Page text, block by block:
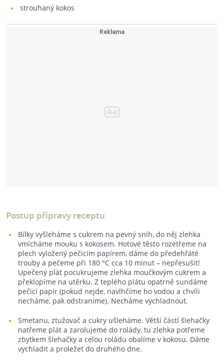
strouhaný kokos
Postup přípravy receptu
Bílky vyšleháme s cukrem na pevný sníh, do něj zlehka
vmícháme mouku s kokosem. Hotové těsto rozetřeme na
plech vyložený pečicím papírem, dáme do předehřáté
trouby a pečeme při 180 °C cca 10 minut –⁠ nepřesušit!
Upečený plát pocukrujeme zlehka moučkovým cukrem a
překlopíme na utěrku. Z teplého plátu opatrně sundáme
pečicí papír (pokud nejde, navlhčíme ho vodou a chvíli
necháme, pak odstraníme). Necháme vychladnout.
Smetanu, ztužovač a cukry ušleháme. Větší částí šlehačky
natřeme plát a zarolujeme do rolády, tu zlehka potřeme
zbytkem šlehačky a celou roládu obalíme v kokosu. Dáme
vychladit a proležet do druhého dne.